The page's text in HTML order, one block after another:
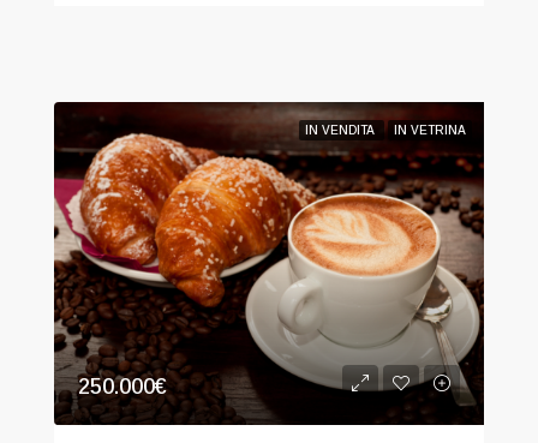
IN VENDITA IN VETRINA
250.000€